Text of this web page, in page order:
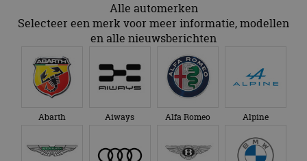
Alle automerken
Selecteer een merk voor meer informatie, modellen
en alle nieuwsberichten
Abarth Aiways Alfa Romeo Alpine
bezoekers.
autorai.nl
Cookie-
bezoekers
Google Privacy Policy